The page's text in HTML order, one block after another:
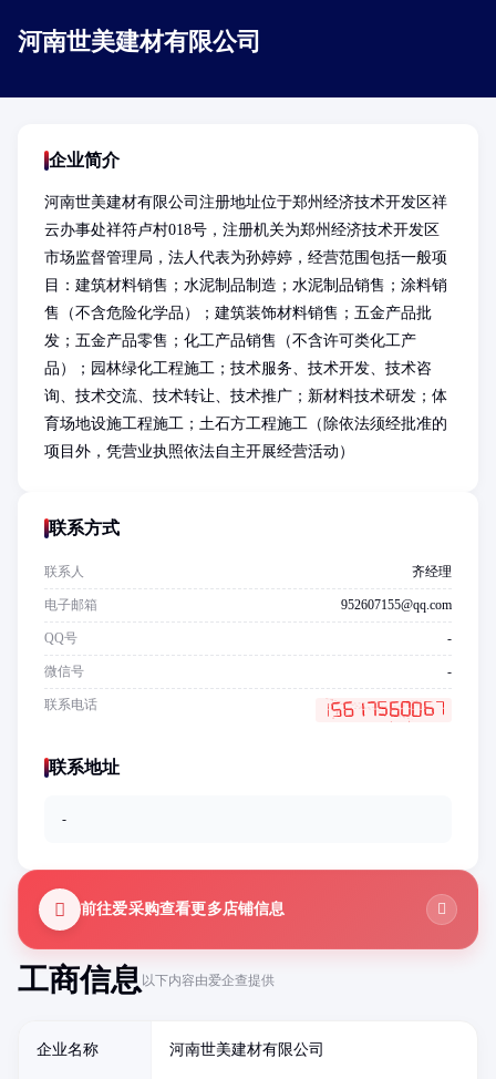
河南世美建材有限公司
工商信息以下内容由爱企查提供
企业名称 河南世美建材有限公司
企业简介
河南世美建材有限公司注册地址位于郑州经济技术开发区祥
云办事处祥符卢村018号，注册机关为郑州经济技术开发区
市场监督管理局，法人代表为孙婷婷，经营范围包括一般项
目：建筑材料销售；水泥制品制造；水泥制品销售；涂料销
售（不含危险化学品）；建筑装饰材料销售；五金产品批
发；五金产品零售；化工产品销售（不含许可类化工产
品）；园林绿化工程施工；技术服务、技术开发、技术咨
询、技术交流、技术转让、技术推广；新材料技术研发；体
育场地设施工程施工；土石方工程施工（除依法须经批准的
项目外，凭营业执照依法自主开展经营活动）
联系方式
联系人 齐经理
电子邮箱 952607155@qq.com
QQ号 -
微信号 -
联系电话
联系地址
-
前往爱采购查看更多店铺信息